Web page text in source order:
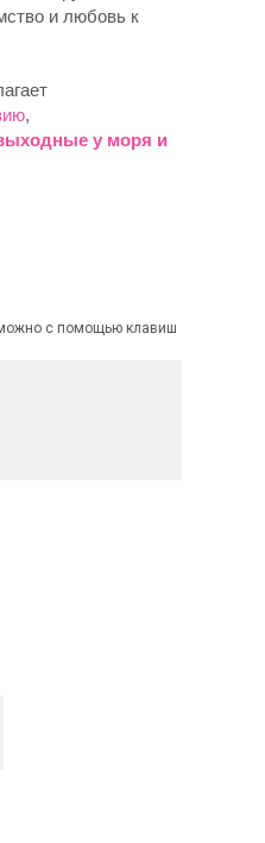
и любовь к
,
у моря и
можно с помощью клавиш